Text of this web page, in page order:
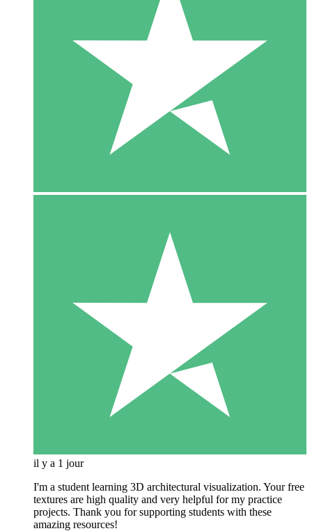
il y a 1 jour
I'm a student learning 3D architectural visualization. Your free
textures are high quality and very helpful for my practice
projects. Thank you for supporting students with these
amazing resources!